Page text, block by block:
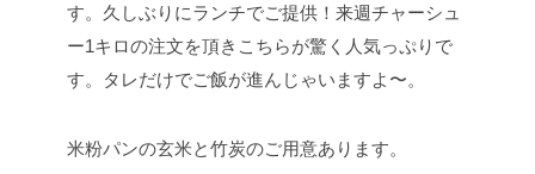
す。久しぶりにランチでご提供！来週チャーシュ
ー1キロの注文を頂きこちらが驚く人気っぷりで
す。タレだけでご飯が進んじゃいますよ〜。
米粉パンの玄米と竹炭のご用意あります。